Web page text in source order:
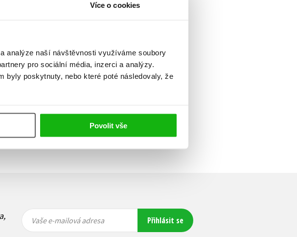
Více o cookies
analýze naší návštěvnosti využíváme soubory
pro sociální média, inzerci a analýzy.
byly poskytnuty, nebo které poté následovaly, že
Povolit vše
záznamů
Vaše e-
mailová
Vaše e-
mailová
Vaše e-mailová adresa Přihlásit se